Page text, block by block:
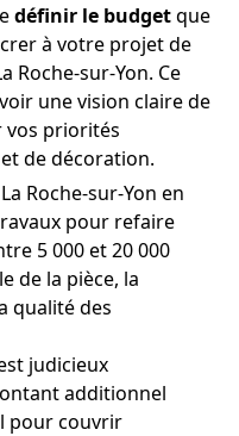
définir le budgetque
à votre projet de
Roche-sur-Yon. Ce
une vision claire de
vos priorités
de décoration.
Roche-sur-Yon en
pour refaire
5 000 et 20 000
de la pièce, la
qualité des
judicieux
additionnel
pour couvrir